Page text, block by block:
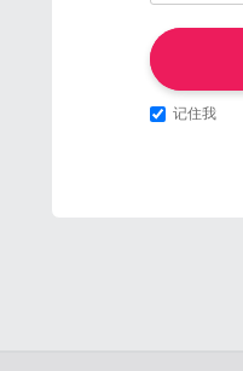
记住我